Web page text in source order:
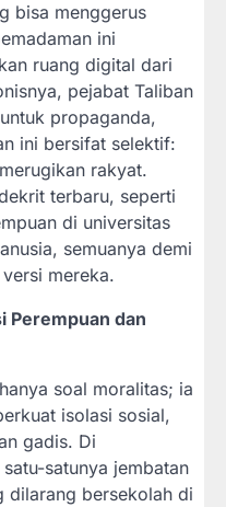
bisa menggerus
ini
ruang digital dari
pejabat Taliban
propaganda,
ini bersifat selektif:
rakyat.
terbaru, seperti
di universitas
semuanya demi
mereka.
Perempuan dan
soal moralitas; ia
isolasi sosial,
gadis. Di
satunya jembatan
dilarang bersekolah di